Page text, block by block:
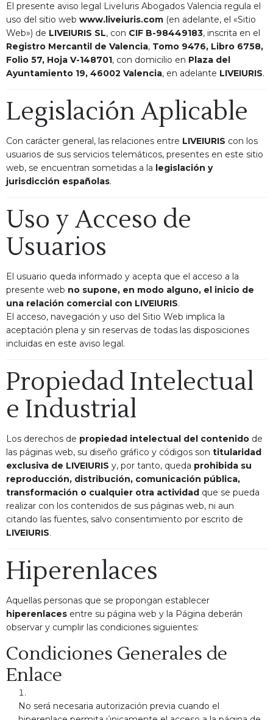
El presente aviso legal LiveIuris Abogados Valencia regula el
uso del sitio web www.liveiuris.com (en adelante, el «Sitio
Web») de LIVEIURIS SL, con CIF B-98449183, inscrita en el
Registro Mercantil de Valencia, Tomo 9476, Libro 6758,
Folio 57, Hoja V-148701, con domicilio en Plaza del
Ayuntamiento 19, 46002 Valencia, en adelante LIVEIURIS.
Legislación Aplicable
Con carácter general, las relaciones entre LIVEIURIS con los
usuarios de sus servicios telemáticos, presentes en este sitio
web, se encuentran sometidas a la legislación y
jurisdicción españolas.
Uso y Acceso de
Usuarios
El usuario queda informado y acepta que el acceso a la
presente web no supone, en modo alguno, el inicio de
una relación comercial con LIVEIURIS.
El acceso, navegación y uso del Sitio Web implica la
aceptación plena y sin reservas de todas las disposiciones
incluidas en este aviso legal.
Propiedad Intelectual
e Industrial
Los derechos de propiedad intelectual del contenido de
las páginas web, su diseño gráfico y códigos son titularidad
exclusiva de LIVEIURIS y, por tanto, queda prohibida su
reproducción, distribución, comunicación pública,
transformación o cualquier otra actividad que se pueda
realizar con los contenidos de sus páginas web, ni aun
citando las fuentes, salvo consentimiento por escrito de
LIVEIURIS.
Hiperenlaces
Aquellas personas que se propongan establecer
hiperenlaces entre su página web y la Página deberán
observar y cumplir las condiciones siguientes:
Condiciones Generales de
Enlace
No será necesaria autorización previa cuando el